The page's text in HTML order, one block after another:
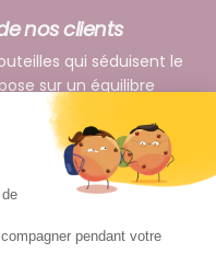
pendant votre
nos clients
qui séduisent le
sur un équilibre
Ce sont des
amateurs qu’aux
occasion
les best-sellers
profil équilibré et leur